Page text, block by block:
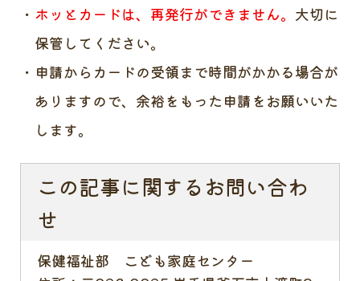
ホッとカードは、再発行ができません。 大切に
保管してください。
申請からカードの受領まで時間がかかる場合が
ありますので、余裕をもった申請をお願いいた
します。
この記事に関するお問い合わ
せ
保健福祉部 こども家庭センター